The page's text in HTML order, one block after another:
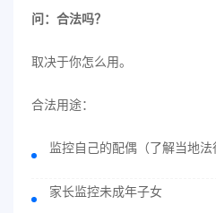
问：合法吗？
取决于你怎么用。
合法用途：
监控自己的配偶（了解当地法
家长监控未成年子女